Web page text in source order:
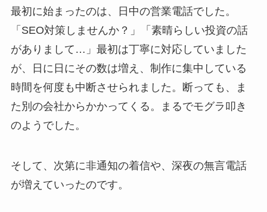
最初に始まったのは、日中の営業電話でした。
「SEO対策しませんか？」「素晴らしい投資の話
がありまして…」最初は丁寧に対応していました
が、日に日にその数は増え、制作に集中している
時間を何度も中断させられました。断っても、ま
た別の会社からかかってくる。まるでモグラ叩き
のようでした。
そして、次第に非通知の着信や、深夜の無言電話
が増えていったのです。